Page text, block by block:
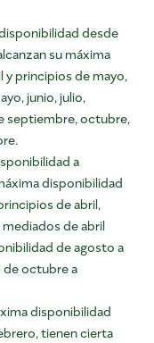
desde
su máxima
principios de mayo,
junio, julio,
septiembre, octubre,
a
disponibilidad
de abril,
de abril
de agosto a
octubre a
disponibilidad
tienen cierta